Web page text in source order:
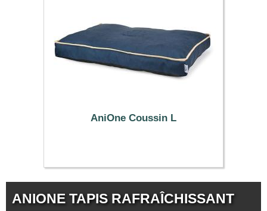
AniOne Coussin L
49.99 €
ANIONE TAPIS RAFRAÎCHISSANT